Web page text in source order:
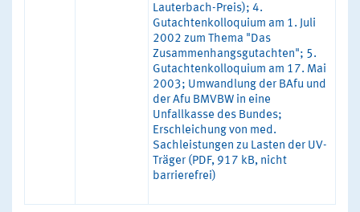
Lauterbach-Preis); 4.
Gutachtenkolloquium am 1. Juli
2002 zum Thema "Das
Zusammenhangsgutachten"; 5.
Gutachtenkolloquium am 17. Mai
2003; Umwandlung der BAfu und
der Afu BMVBW in eine
Unfallkasse des Bundes;
Erschleichung von med.
Sachleistungen zu Lasten der UV-
Träger (PDF, 917 kB, nicht
barrierefrei)